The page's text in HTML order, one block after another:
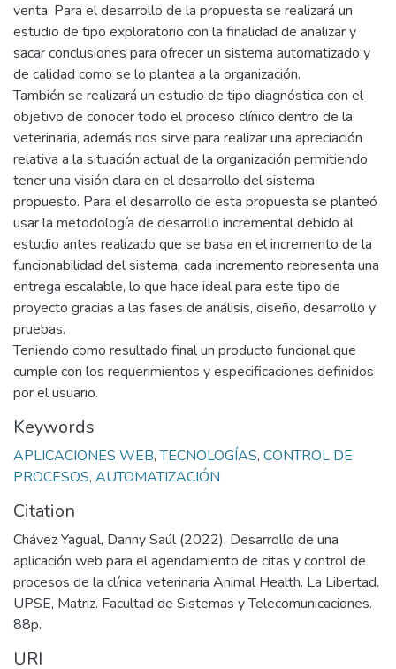
venta. Para el desarrollo de la propuesta se realizará un
estudio de tipo exploratorio con la finalidad de analizar y
sacar conclusiones para ofrecer un sistema automatizado y
de calidad como se lo plantea a la organización.
También se realizará un estudio de tipo diagnóstica con el
objetivo de conocer todo el proceso clínico dentro de la
veterinaria, además nos sirve para realizar una apreciación
relativa a la situación actual de la organización permitiendo
tener una visión clara en el desarrollo del sistema
propuesto. Para el desarrollo de esta propuesta se planteó
usar la metodología de desarrollo incremental debido al
estudio antes realizado que se basa en el incremento de la
funcionabilidad del sistema, cada incremento representa una
entrega escalable, lo que hace ideal para este tipo de
proyecto gracias a las fases de análisis, diseño, desarrollo y
pruebas.
Teniendo como resultado final un producto funcional que
cumple con los requerimientos y especificaciones definidos
por el usuario.
Keywords
APLICACIONES WEB,TECNOLOGÍAS, CONTROL DE
PROCESOS, AUTOMATIZACIÓN
Citation
Chávez Yagual, Danny Saúl (2022). Desarrollo de una
aplicación web para el agendamiento de citas y control de
procesos de la clínica veterinaria Animal Health. La Libertad.
UPSE, Matriz. Facultad de Sistemas y Telecomunicaciones.
88p.
URI